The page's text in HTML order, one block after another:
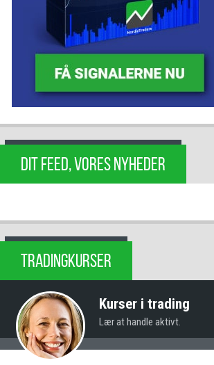
DIT FEED, VORES NYHEDER
TRADINGKURSER
Kurser i trading
Lær at handle aktivt.